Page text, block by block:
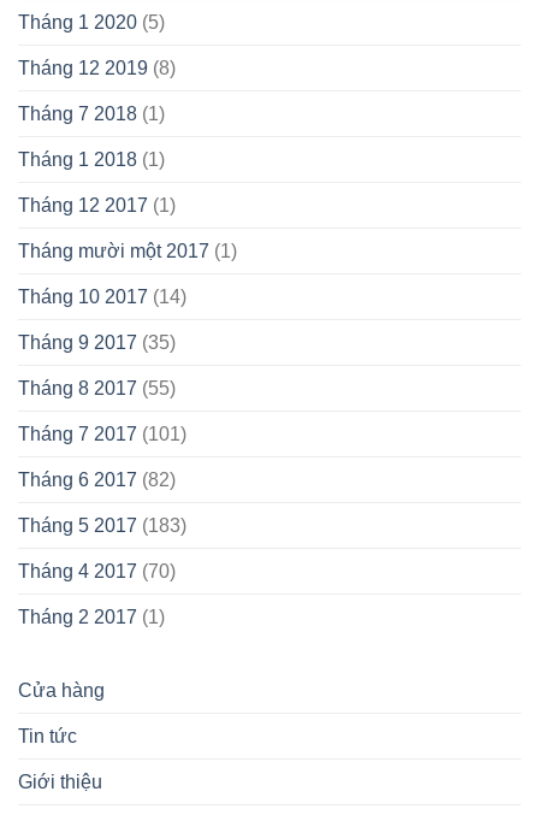
Tháng 1 2020 (5)
Tháng 12 2019 (8)
Tháng 7 2018 (1)
Tháng 1 2018 (1)
Tháng 12 2017 (1)
Tháng mười một 2017 (1)
Tháng 10 2017 (14)
Tháng 9 2017 (35)
Tháng 8 2017 (55)
Tháng 7 2017 (101)
Tháng 6 2017 (82)
Tháng 5 2017 (183)
Tháng 4 2017 (70)
Tháng 2 2017 (1)
Cửa hàng
Tin tức
Giới thiệu